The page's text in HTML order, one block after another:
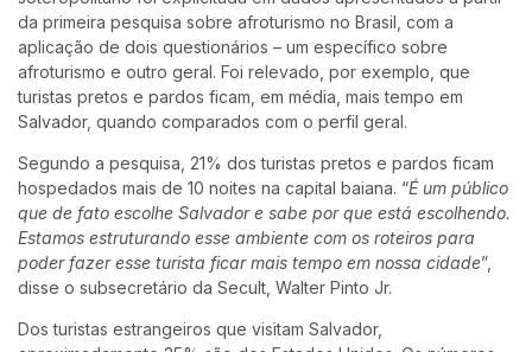
da primeira pesquisa sobre afroturismo no Brasil, com a
aplicação de dois questionários – um específico sobre
afroturismo e outro geral. Foi relevado, por exemplo, que
turistas pretos e pardos ficam, em média, mais tempo em
Salvador, quando comparados com o perfil geral.
Segundo a pesquisa, 21% dos turistas pretos e pardos ficam
hospedados mais de 10 noites na capital baiana. “É um público
que de fato escolhe Salvador e sabe por que está escolhendo.
Estamos estruturando esse ambiente com os roteiros para
poder fazer esse turista ficar mais tempo em nossa cidade”,
disse o subsecretário da Secult, Walter Pinto Jr.
Dos turistas estrangeiros que visitam Salvador,